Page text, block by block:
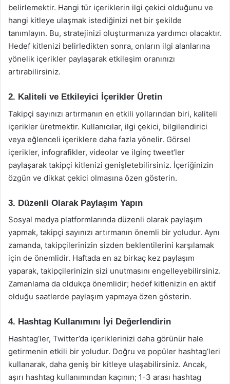
belirlemektir. Hangi tür içeriklerin ilgi çekici olduğunu ve
hangi kitleye ulaşmak istediğinizi net bir şekilde
tanımlayın. Bu, stratejinizi oluşturmanıza yardımcı olacaktır.
Hedef kitlenizi belirledikten sonra, onların ilgi alanlarına
yönelik içerikler paylaşarak etkileşim oranınızı
artırabilirsiniz.
2. Kaliteli ve Etkileyici İçerikler Üretin
Takipçi sayınızı artırmanın en etkili yollarından biri, kaliteli
içerikler üretmektir. Kullanıcılar, ilgi çekici, bilgilendirici
veya eğlenceli içeriklere daha fazla yönelir. Görsel
içerikler, infografikler, videolar ve ilginç tweet’ler
paylaşarak takipçi kitlenizi genişletebilirsiniz. İçeriğinizin
özgün ve dikkat çekici olmasına özen gösterin.
3. Düzenli Olarak Paylaşım Yapın
Sosyal medya platformlarında düzenli olarak paylaşım
yapmak, takipçi sayınızı artırmanın önemli bir yoludur. Aynı
zamanda, takipçilerinizin sizden beklentilerini karşılamak
için de önemlidir. Haftada en az birkaç kez paylaşım
yaparak, takipçilerinizin sizi unutmasını engelleyebilirsiniz.
Zamanlama da oldukça önemlidir; hedef kitlenizin en aktif
olduğu saatlerde paylaşım yapmaya özen gösterin.
4. Hashtag Kullanımını İyi Değerlendirin
Hashtag’ler, Twitter’da içeriklerinizi daha görünür hale
getirmenin etkili bir yoludur. Doğru ve popüler hashtag’leri
kullanarak, daha geniş bir kitleye ulaşabilirsiniz. Ancak,
aşırı hashtag kullanımından kaçının; 1-3 arası hashtag